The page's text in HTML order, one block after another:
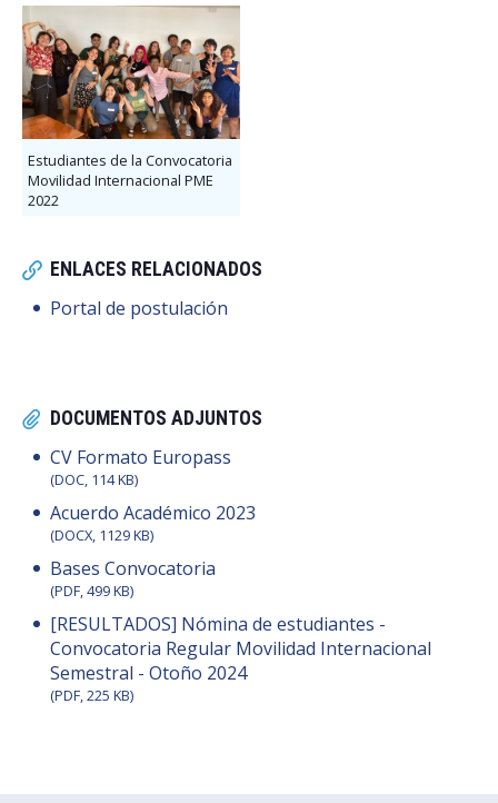
Estudiantes de la Convocatoria
Movilidad Internacional PME
2022
ENLACES RELACIONADOS
Portal de postulación
DOCUMENTOS ADJUNTOS
CV Formato Europass
(DOC, 114 KB)
Acuerdo Académico 2023
(DOCX, 1129 KB)
Bases Convocatoria
(PDF, 499 KB)
[RESULTADOS] Nómina de estudiantes -
Convocatoria Regular Movilidad Internacional
Semestral - Otoño 2024
(PDF, 225 KB)